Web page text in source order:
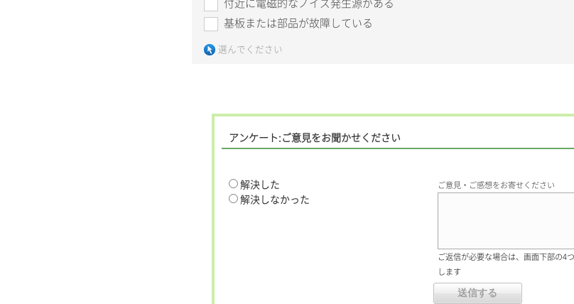
付近に電磁的なノイズ発生源がある
基板または部品が故障している
選んでください
アンケート:ご意見をお聞かせください
解決した
解決しなかった
ご意見・ご感想をお寄せください
ご返信が必要な場合は、画面下部の4
します